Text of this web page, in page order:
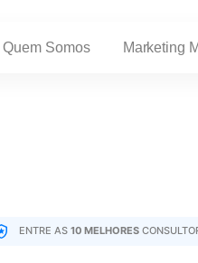
Quem Somos Marketing
ENTRE AS 10 MELHORES